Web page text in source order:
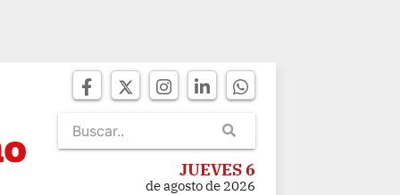
JUEVES 6
de agosto de 2026